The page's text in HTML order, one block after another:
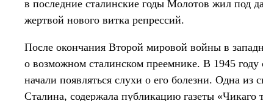
в последние сталинские годы Молотов жил под
жертвой нового витка репрессий.
После окончания Второй мировой войны в
о возможном сталинском преемнике. В 1945 году
начали появляться слухи о его болезни. Одна
Сталина, содержала публикацию газеты